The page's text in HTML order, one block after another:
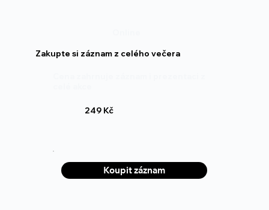
Zakupte si záznam z celého večera
249 Kč
Koupit záznam